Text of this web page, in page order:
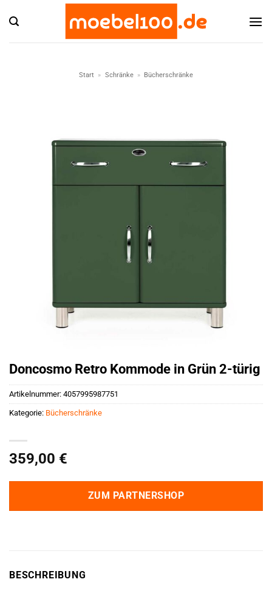
Inhalt
Start » Schränke » Bücherschränke
Doncosmo Retro Kommode in Grün 2-türig
359,00 €
ZUM PARTNERSHOP
Artikelnummer: 4057995987751
Kategorie: Bücherschränke
BESCHREIBUNG